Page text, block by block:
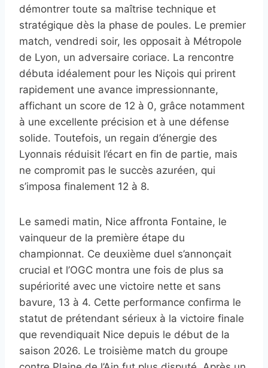
démontrer toute sa maîtrise technique et
stratégique dès la phase de poules. Le premier
match, vendredi soir, les opposait à Métropole
de Lyon, un adversaire coriace. La rencontre
débuta idéalement pour les Niçois qui prirent
rapidement une avance impressionnante,
affichant un score de 12 à 0, grâce notamment
à une excellente précision et à une défense
solide. Toutefois, un regain d’énergie des
Lyonnais réduisit l’écart en fin de partie, mais
ne compromit pas le succès azuréen, qui
s’imposa finalement 12 à 8.
Le samedi matin, Nice affronta Fontaine, le
vainqueur de la première étape du
championnat. Ce deuxième duel s’annonçait
crucial et l’OGC montra une fois de plus sa
supériorité avec une victoire nette et sans
bavure, 13 à 4. Cette performance confirma le
statut de prétendant sérieux à la victoire finale
que revendiquait Nice depuis le début de la
saison 2026. Le troisième match du groupe